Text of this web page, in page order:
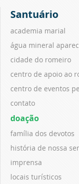
Santuário
academia marial
água mineral
cidade do romeiro
centro de apoio ao
centro de eventos
contato
doação
família dos devotos
história de nossa
imprensa
locais turísticos